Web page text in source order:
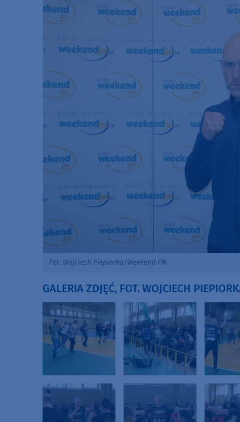
Fot. Wojciech Piepiorka/Weekend FM
GALERIA ZDJĘĆ, FOT. WOJCIECH